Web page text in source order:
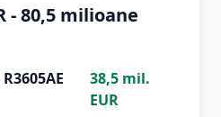
- 80,5 milioane
38,5 mil.
EUR